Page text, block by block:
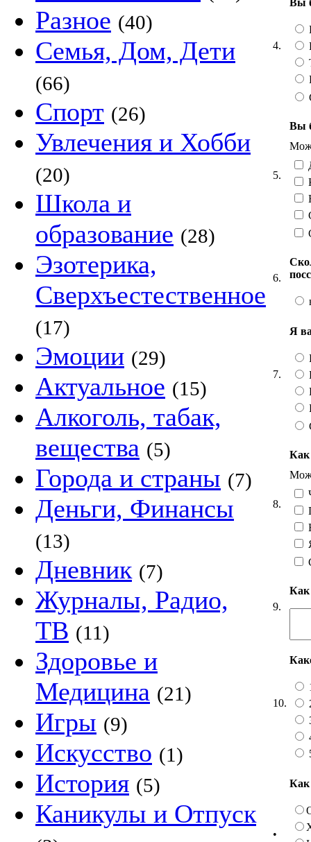
Разное (40)
Семья, Дом, Дети
(66)
Спорт (26)
Увлечения и Хобби
(20)
Школа и
образование (28)
Эзотерика,
Сверхъестественное
(17)
Эмоции (29)
Актуальное (15)
Алкоголь, табак,
вещества (5)
Города и страны (7)
Деньги, Финансы
(13)
Дневник (7)
Журналы, Радио,
ТВ (11)
Здоровье и
Медицина (21)
Игры (9)
Искусство (1)
История (5)
Каникулы и Отпуск
4.
5.
Вы
6.
7.
Я
8.
Как
9.
Как
10.
•
Как